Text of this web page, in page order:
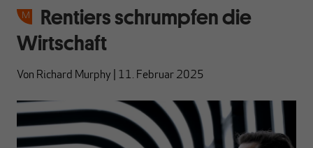
Rentiers schrumpfen die
Wirtschaft
Von Richard Murphy 11. Februar 2025